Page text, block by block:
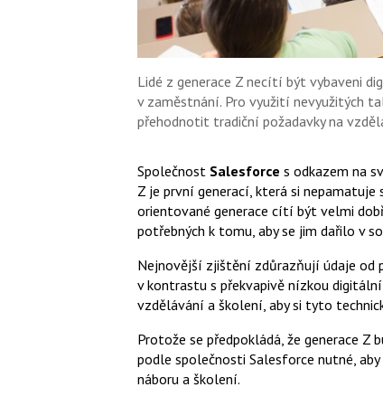
Lidé z generace Z necítí být vybaveni
v zaměstnání. Pro využití nevyužitých
přehodnotit tradiční požadavky na
Společnost Salesforce s odkazem na
Z je první generací, která si
orientované generace cítí být velmi
potřebných k tomu, aby se jim dařilo v
Nejnovější zjištění zdůrazňují údaje od
v kontrastu s překvapivě nízkou
vzdělávání a školení, aby si tyto
Protože se předpokládá, že generace
podle společnosti Salesforce nutné,
náboru a školení.